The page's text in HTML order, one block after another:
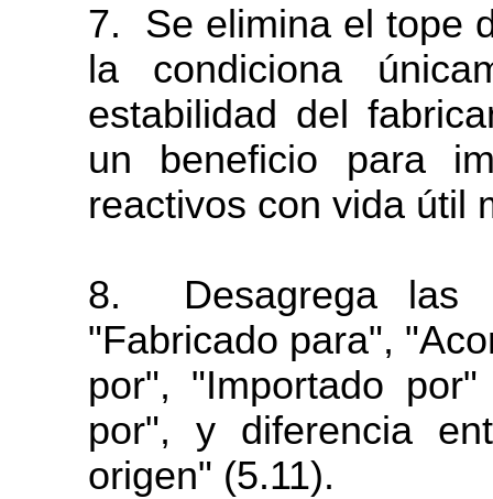
7. Se elimina el tope
la condiciona
estabilidad del
un beneficio para
reactivos con vida útil
8.
Desagrega las
"Fabricado para",
por", "Importado por"
por",
y diferencia
origen" (5.11).